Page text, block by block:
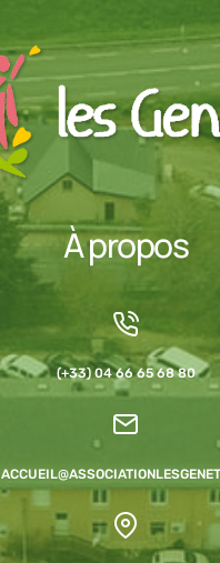
À propos
(+33) 04 66 65 68 80